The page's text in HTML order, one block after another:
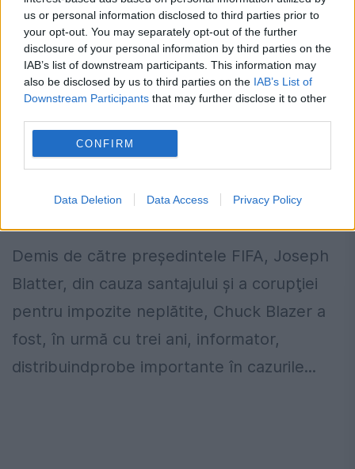
us or personal information disclosed to third parties prior to
your opt-out. You may separately opt-out of the further
disclosure of your personal information by third parties on the
IAB’s list of downstream participants. This information may
also be disclosed by us to third parties on the IAB’s List of
Downstream Participants that may further disclose it to other
CONFIRM
Data Deletion Data Access Privacy Policy
Un fost oficial al FIFA a spionat pentru
serviciile americane
Demis de către preşedintele FIFA, Joseph
Blatter, din cauza santajului şi a corupţiei
pentru impozite neplătite, Chuck Blazer a
fost, în urmă cu trei ani, informator,
distribuindprobe importante în cazurile...